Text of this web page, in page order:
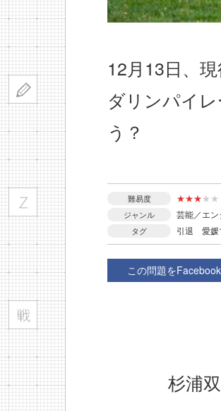
12月13日、
ダリンパイ
う？
難易度 ★★★★ ★
ジャンル 芸能／エン
タグ 引退 愛媛
この問題を
杉浦